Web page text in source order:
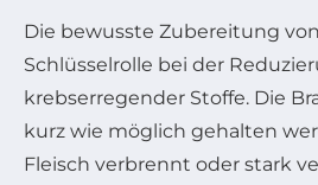
Die bewusste Zubereitung
Schlüsselrolle bei der
krebserregender Stoffe. Die
kurz wie möglich gehalten
Fleisch verbrennt oder stark